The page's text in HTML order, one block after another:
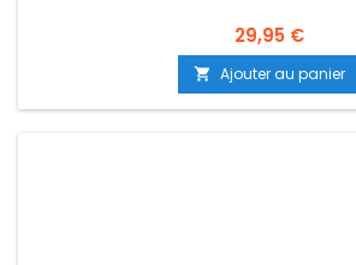
29,95 €
 Ajouter au panier